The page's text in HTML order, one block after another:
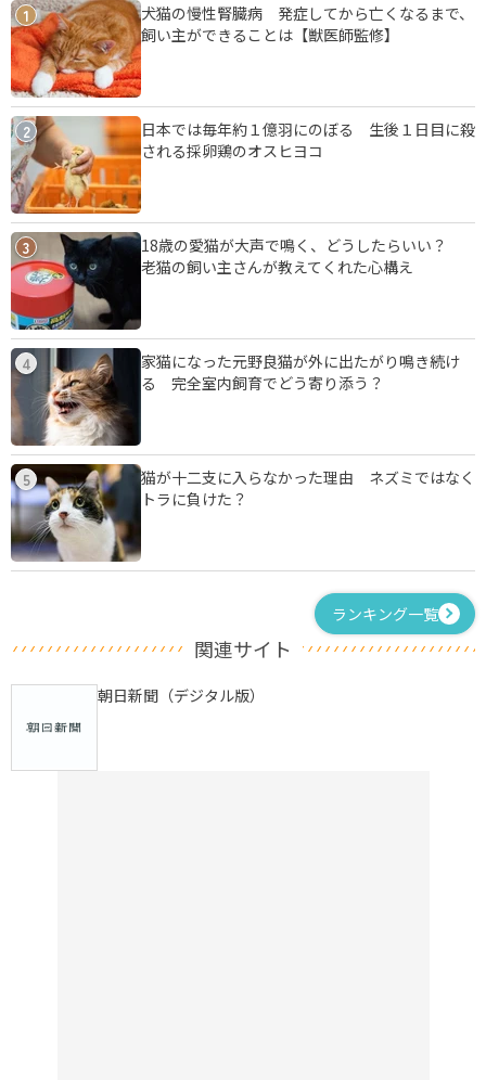
1
犬猫の慢性腎臓病 発症してから亡くなるまで、
飼い主ができることは【獣医師監修】
2
日本では毎年約１億羽にのぼる 生後１日目に殺
される採卵鶏のオスヒヨコ
3
18歳の愛猫が大声で鳴く、どうしたらいい？
老猫の飼い主さんが教えてくれた心構え
4
家猫になった元野良猫が外に出たがり鳴き続け
る 完全室内飼育でどう寄り添う？
5
猫が十二支に入らなかった理由 ネズミではなく
トラに負けた？
ランキング一覧
関連サイト
朝日新聞（デジタル版）